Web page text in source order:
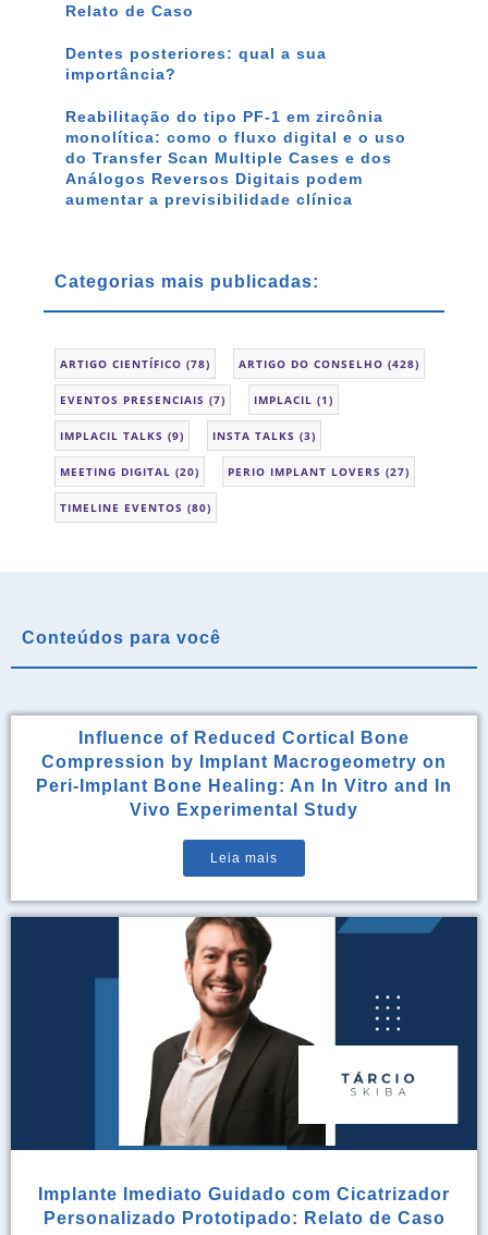
Relato de Caso
Dentes posteriores: qual a sua
importância?
Reabilitação do tipo PF-1 em zircônia
monolítica: como o fluxo digital e o uso
do Transfer Scan Multiple Cases e dos
Análogos Reversos Digitais podem
aumentar a previsibilidade clínica
Categorias mais publicadas:
ARTIGO CIENTÍFICO (78) ARTIGO DO CONSELHO (428)
EVENTOS PRESENCIAIS (7) IMPLACIL (1)
IMPLACIL TALKS (9) INSTA TALKS (3)
MEETING DIGITAL (20) PERIO IMPLANT LOVERS (27)
TIMELINE EVENTOS (80)
Conteúdos para você
Influence of Reduced Cortical Bone
Compression by Implant Macrogeometry on
Peri-Implant Bone Healing: An In Vitro and In
Vivo Experimental Study
Leia mais
Implante Imediato Guidado com Cicatrizador
Personalizado Prototipado: Relato de Caso